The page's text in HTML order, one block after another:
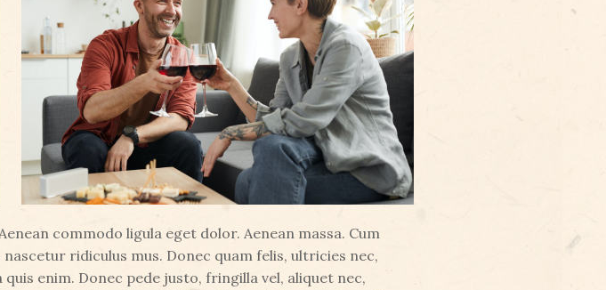
commodo ligula eget dolor. Aenean massa. Cum
ridiculus mus. Donec quam felis, ultricies nec,
enim. Donec pede justo, fringilla vel, aliquet nec,